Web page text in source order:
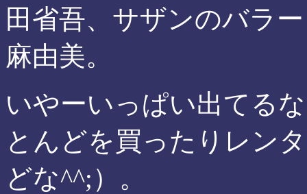
田省吾、サザンのバラ
麻由美。
いやーいっぱい出てる
とんどを買ったりレン
どな^^;）。